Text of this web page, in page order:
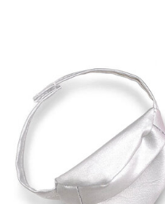
Stilvolle Gürteltasche aus
silbernem Kunstleder. Passt
super zu den Amigas Puppen
ZUM WARENKORB HINZUFÜGEN